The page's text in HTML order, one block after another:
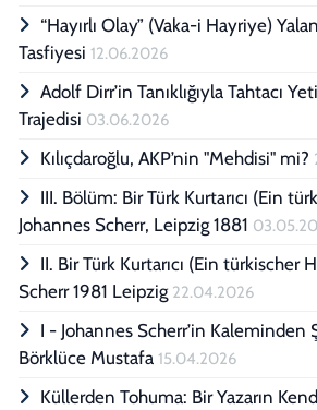
“Hayırlı Olay” (Vaka-i Hayriye)
Tasfiyesi 12.06.2026
Adolf Dirr’in Tanıklığıyla Tahtacı
Trajedisi 03.06.2026
Kılıçdaroğlu, AKP’nin "Mehdisi" mi?
III. Bölüm: Bir Türk Kurtarıcı (Ein
Johannes Scherr, Leipzig 1881
II. Bir Türk Kurtarıcı (Ein türkischer
Scherr 1981 Leipzig 22.04.2026
I - Johannes Scherr’in Kaleminden
Börklüce Mustafa 15.04.2026
Küllerden Tohuma: Bir Yazarın